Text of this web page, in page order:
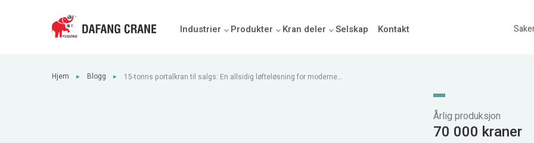
Industrier Produkter Kran deler Selskap Kontakt
Hjem ► Blogg ►
15-tonns portalkran til salgs: En allsidig løfteløsning for moderne
Årlig produksjon
70 000 kraner